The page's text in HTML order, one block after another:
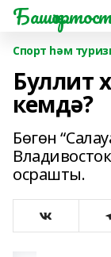
Спорт һәм
Буллит
кемдә?
Бөгөн
осрашты.